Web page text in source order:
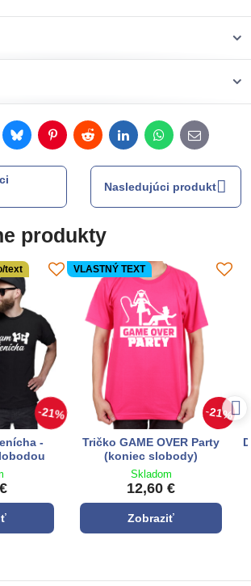
BlueskyPinterestRedditLinkedInWhatsApp
E-
mail
Nasledujúci produkt
produkty
21%
text
-
21%
VLASTNÝ TEXT
Tričko GAME OVER Party
(koniec slobody)
Skladom
12,60 €
Zobraziť